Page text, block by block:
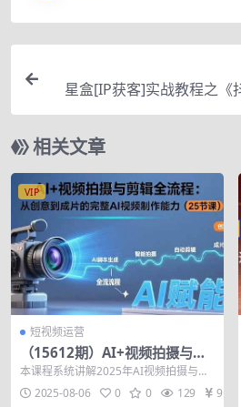
星盒[IP获客]实战教程之《
相关文章
VIP
短视频运营
（15612期）AI+视频拍摄与剪
辑全流程：从创意到成片的完整
AI视频制作能力（25节课）
本课程系统讲解2025年AI视频拍摄与剪
辑全流程，涵盖短视频脚本创作、拍摄
设备选...
2025-08-06 0 0 129 9.9